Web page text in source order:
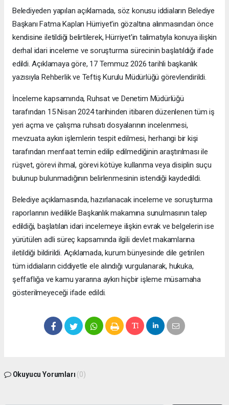
Belediyeden yapılan açıklamada, söz konusu iddiaların Belediye
Başkanı Fatma Kaplan Hürriyet'in gözaltına alınmasından önce
kendisine iletildiği belirtilerek, Hürriyet'in talimatıyla konuya ilişkin
derhal idari inceleme ve soruşturma sürecinin başlatıldığı ifade
edildi. Açıklamaya göre, 17 Temmuz 2026 tarihli başkanlık
yazısıyla Rehberlik ve Teftiş Kurulu Müdürlüğü görevlendirildi.
İnceleme kapsamında, Ruhsat ve Denetim Müdürlüğü
tarafından 15 Nisan 2024 tarihinden itibaren düzenlenen tüm iş
yeri açma ve çalışma ruhsatı dosyalarının incelenmesi,
mevzuata aykırı işlemlerin tespit edilmesi, herhangi bir kişi
tarafından menfaat temin edilip edilmediğinin araştırılması ile
rüşvet, görevi ihmal, görevi kötüye kullanma veya disiplin suçu
bulunup bulunmadığının belirlenmesinin istendiği kaydedildi.
Belediye açıklamasında, hazırlanacak inceleme ve soruşturma
raporlarının ivedilikle Başkanlık makamına sunulmasının talep
edildiği, başlatılan idari incelemeye ilişkin evrak ve belgelerin ise
yürütülen adli süreç kapsamında ilgili devlet makamlarına
iletildiği bildirildi. Açıklamada, kurum bünyesinde dile getirilen
tüm iddiaların ciddiyetle ele alındığı vurgulanarak, hukuka,
şeffaflığa ve kamu yararına aykırı hiçbir işleme müsamaha
gösterilmeyeceği ifade edildi.
Okuyucu Yorumları (0)